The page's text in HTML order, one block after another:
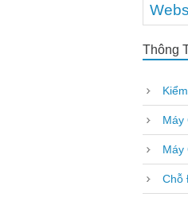
Thông
Máy
Máy
Chỗ